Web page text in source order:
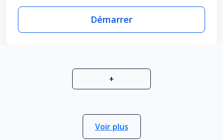
Démarrer
+
Voir plus